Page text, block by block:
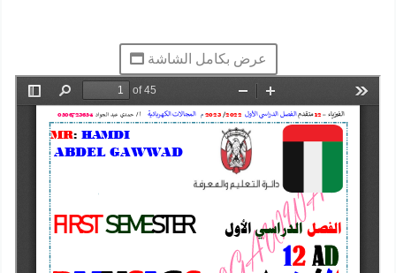
عرض بكامل الشاشة